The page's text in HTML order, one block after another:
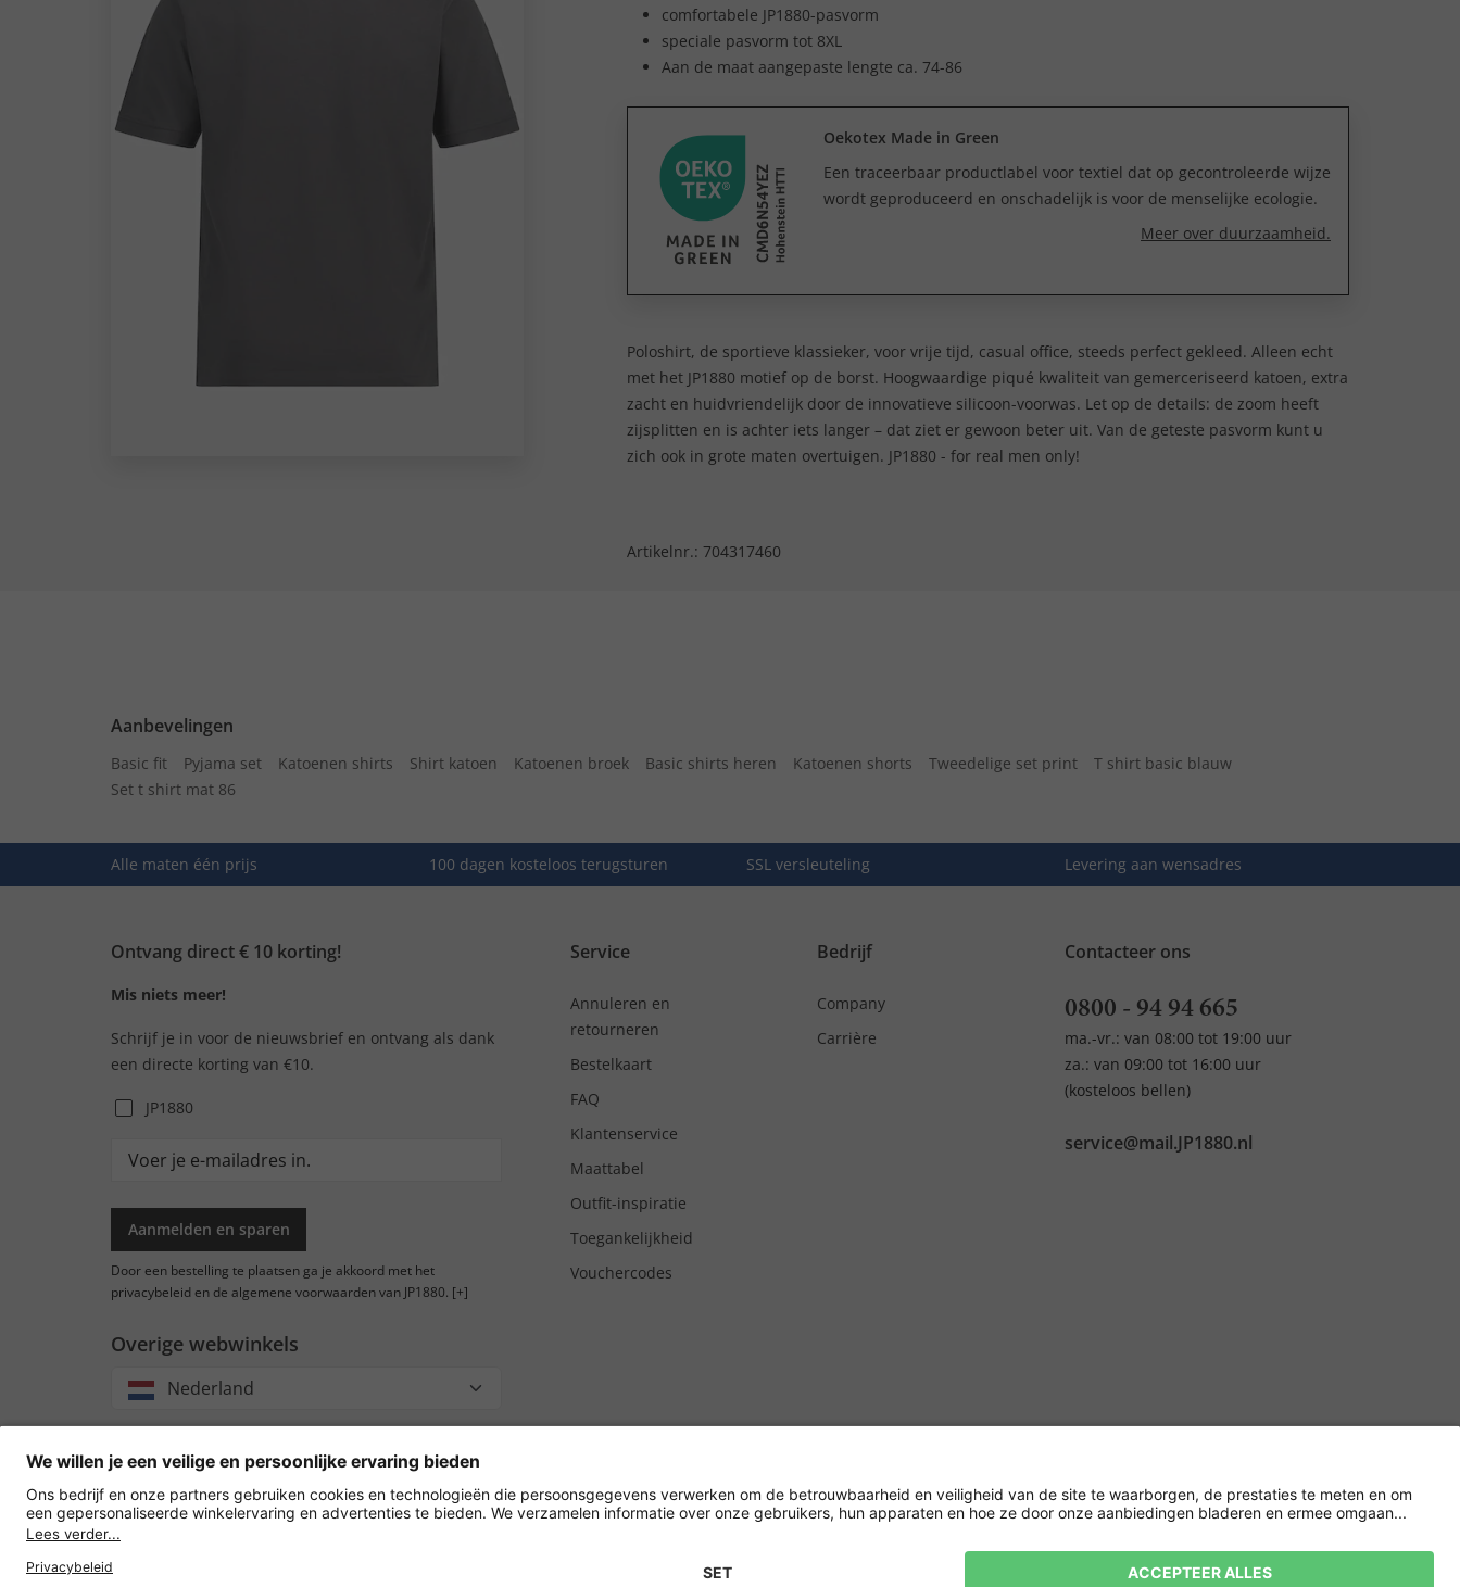
comfortabele JP1880-pasvorm
speciale pasvorm tot 8XL
Aan de maat aangepaste lengte ca. 74-86
Oekotex Made in Green
Een traceerbaar productlabel voor textiel dat op gecontroleerde wijze
wordt geproduceerd en onschadelijk is voor de menselijke ecologie.
Meer over duurzaamheid.
Poloshirt, de sportieve klassieker, voor vrije tijd, casual office, steeds perfect gekleed. Alleen echt
met het JP1880 motief op de borst. Hoogwaardige piqué kwaliteit van gemerceriseerd katoen, extra
zacht en huidvriendelijk door de innovatieve silicoon-voorwas. Let op de details: de zoom heeft
zijsplitten en is achter iets langer – dat ziet er gewoon beter uit. Van de geteste pasvorm kunt u
zich ook in grote maten overtuigen. JP1880 - for real men only!
Artikelnr.: 704317460
Aanbevelingen
Basic fit Pyjama set Katoenen shirts Shirt katoen Katoenen broek Basic shirts heren Katoenen shorts Tweedelige set print
T shirt basic blauw
Set t shirt mat 86
Alle maten één prijs 100 dagen kosteloos terugsturen SSL versleuteling Levering aan wensadres
Ontvang direct € 10 korting!
Mis niets meer!
Schrijf je in voor de nieuwsbrief en ontvang als dank
een directe korting van €10.
JP1880
Aanmelden en sparen
Door een bestelling te plaatsen ga je akkoord met het
privacybeleid en de algemene voorwaarden van JP1880. [+]
Service
Annuleren en
retourneren
Bestelkaart
FAQ
Klantenservice
Maattabel
Outfit-inspiratie
Toegankelijkheid
Vouchercodes
Bedrijf
Company
Carrière
Contacteer ons
0800 - 94 94 665
ma.-vr.: van 08:00 tot 19:00 uur
za.: van 09:00 tot 16:00 uur
(kosteloos bellen)
service@mail.JP1880.nl
Overige webwinkels
Nederland
Acceptgiro/
overschrijving